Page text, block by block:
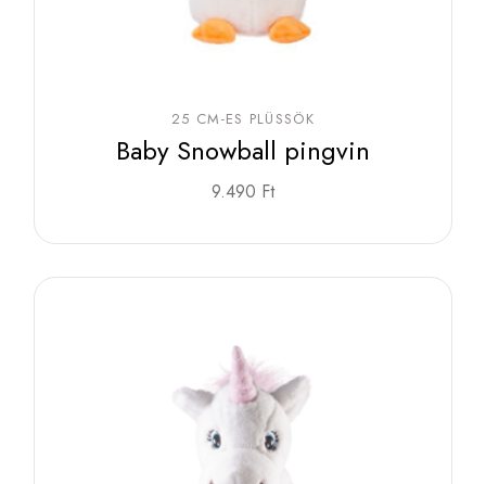
25 CM-ES PLÜSSÖK
Baby Snowball pingvin
9.490 Ft